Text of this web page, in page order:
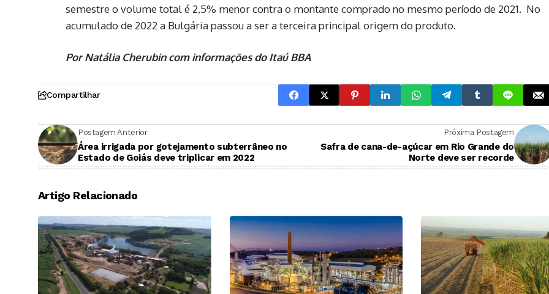
semestre o volume total é 2,5% menor contra o montante comprado no mesmo período de 2021. No
acumulado de 2022 a Bulgária passou a ser a terceira principal origem do produto.
Por Natália Cherubin com informações do Itaú BBA
Compartilhar
Postagem Anterior
Área irrigada por gotejamento subterrâneo no
Estado de Goiás deve triplicar em 2022
Próxima Postagem
Safra de cana-de-açúcar em Rio Grande do
Norte deve ser recorde
Artigo Relacionado